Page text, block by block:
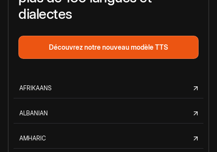
dialectes
Découvrez notre nouveau modèle TTS
AFRIKAANS
ALBANIAN
AMHARIC